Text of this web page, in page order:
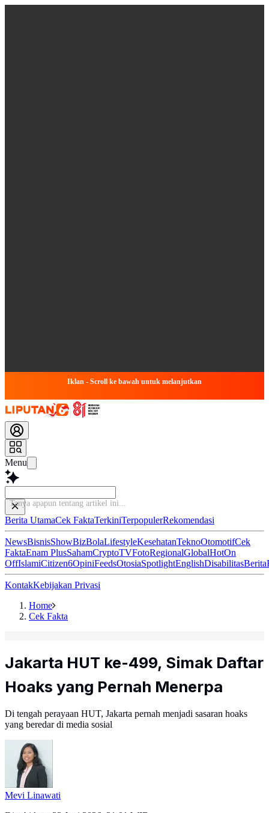
Iklan - Scroll ke bawah untuk melanjutkan
Menu
Tanya apapun tentang artike
Berita UtamaCek FaktaTerkiniTerpopulerRekomendasi
NewsBisnisShowBizBolaLifestyleKesehatanTeknoOtomotifCek
FaktaEnam PlusSahamCryptoTVFotoRegionalGlobalHotOn
OffIslamiCitizen6OpiniFeedsOtosiaSpotlightEnglishDisabilitasBerita
KontakKebijakan Privasi
Home
Cek Fakta
Jakarta HUT ke-499, Simak Daftar
Hoaks yang Pernah Menerpa
Di tengah perayaan HUT, Jakarta pernah menjadi sasaran hoaks
yang beredar di media sosial
Mevi Linawati